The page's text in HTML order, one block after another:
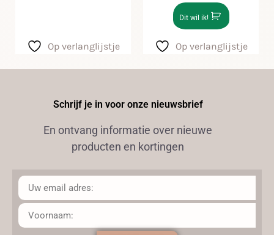
Op verlanglijstje
Dit wil ik!
Op verlanglijstje
Schrijf je in voor onze nieuwsbrief
En ontvang informatie over nieuwe
producten en kortingen